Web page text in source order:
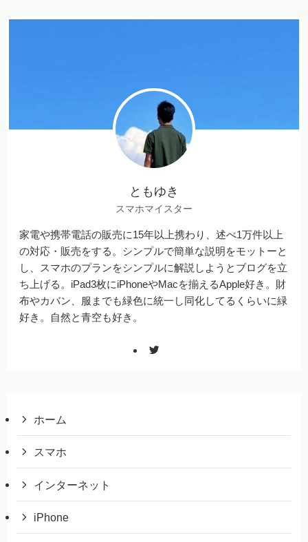
ともゆき
スマホマイスター
家電や携帯電話の販売に15年以上携わり、述べ1万件以上
の対応・販売をする。シンプルで簡単な説明をモットーと
し、スマホのプランをシンプルに解説しようとブログを立
ち上げる。iPad3枚にiPhoneやMacを揃えるApple好き。財
布やカバン、服までも緑色に統一し同化してるくらいに緑
好き。自然と青空も好き。
ホーム
スマホ
インターネット
iPhone